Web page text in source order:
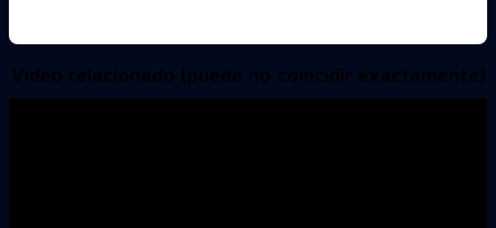
Video relacionado (puede no coincidir exactamente)